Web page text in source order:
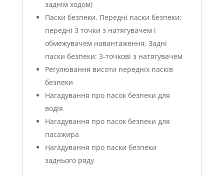
заднім ходом)
Паски безпеки. Передні паски безпеки:
передні 3 точки з натягувачем і
обмежувачем навантаження. Задні
паски безпеки: 3-точкові з натягувачем
Регулювання висоти передніх пасків
безпеки
Нагадування про пасок безпеки для
водія
Нагадування про пасок безпеки для
пасажира
Нагадування про паски безпеки
заднього ряду